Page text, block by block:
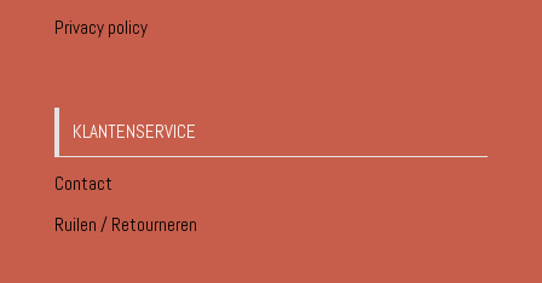
Privacy policy
KLANTENSERVICE
Contact
Ruilen / Retourneren